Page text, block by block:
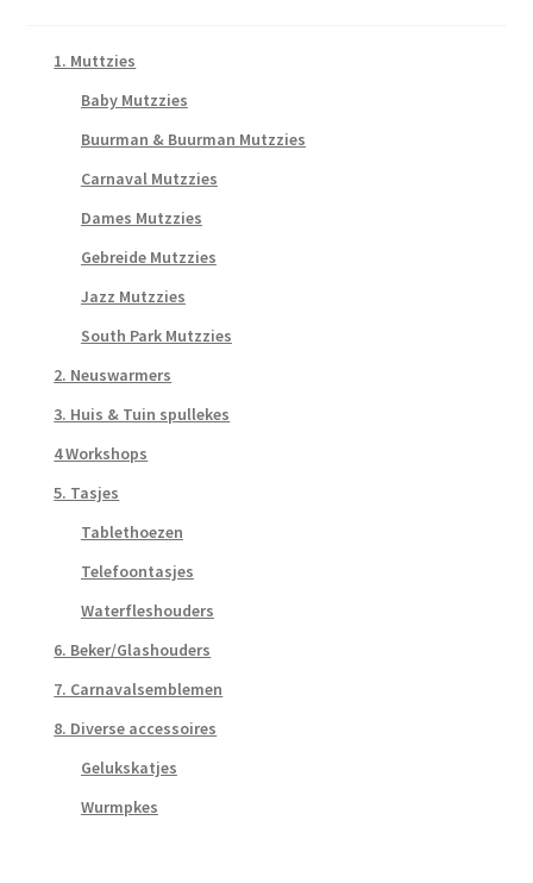
1. Muttzies
Baby Mutzzies
Buurman & Buurman Mutzzies
Carnaval Mutzzies
Dames Mutzzies
Gebreide Mutzzies
Jazz Mutzzies
South Park Mutzzies
2. Neuswarmers
3. Huis & Tuin spullekes
4 Workshops
5. Tasjes
Tablethoezen
Telefoontasjes
Waterfleshouders
6. Beker/Glashouders
7. Carnavalsemblemen
8. Diverse accessoires
Gelukskatjes
Wurmpkes